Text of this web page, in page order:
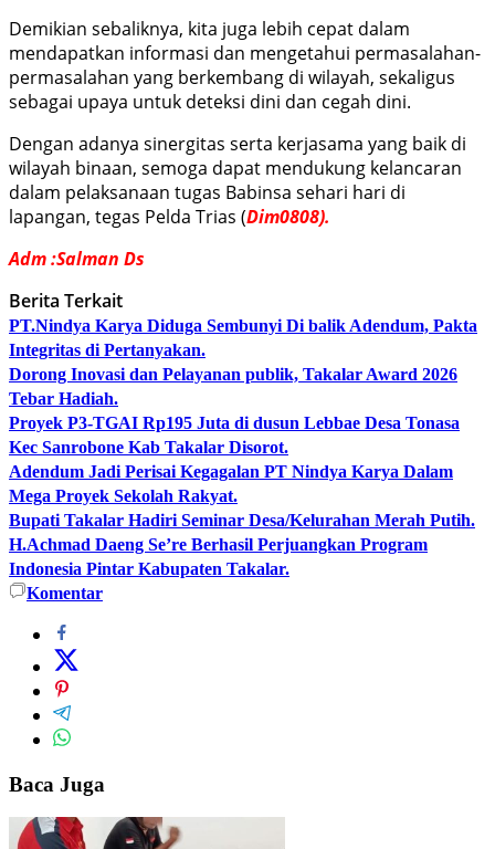
Demikian sebaliknya, kita juga lebih cepat dalam
mendapatkan informasi dan mengetahui permasalahan-
permasalahan yang berkembang di wilayah, sekaligus
sebagai upaya untuk deteksi dini dan cegah dini.
Dengan adanya sinergitas serta kerjasama yang baik di
wilayah binaan, semoga dapat mendukung kelancaran
dalam pelaksanaan tugas Babinsa sehari hari di
lapangan, tegas Pelda Trias (Dim0808).
Adm :Salman Ds
Berita Terkait
PT.Nindya Karya Diduga Sembunyi Di balik Adendum, Pakta
Integritas di Pertanyakan.
Dorong Inovasi dan Pelayanan publik, Takalar Award 2026
Tebar Hadiah.
Proyek P3-TGAI Rp195 Juta di dusun Lebbae Desa Tonasa
Kec Sanrobone Kab Takalar Disorot.
Adendum Jadi Perisai Kegagalan PT Nindya Karya Dalam
Mega Proyek Sekolah Rakyat.
Bupati Takalar Hadiri Seminar Desa/Kelurahan Merah Putih.
H.Achmad Daeng Se’re Berhasil Perjuangkan Program
Indonesia Pintar Kabupaten Takalar.
Komentar
Baca Juga